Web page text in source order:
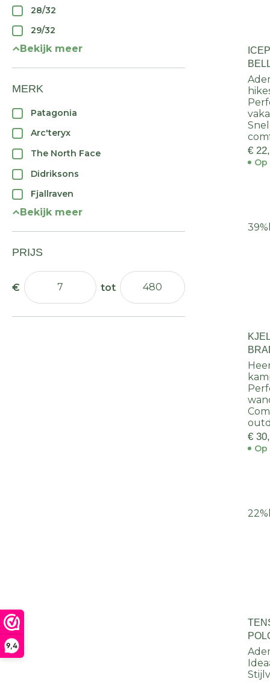
9,4
28/32
29/32
Bekijk meer
MERK
Patagonia
Arc'teryx
The North Face
Didriksons
Fjallraven
Bekijk meer
PRIJS
€
39%
€
22%